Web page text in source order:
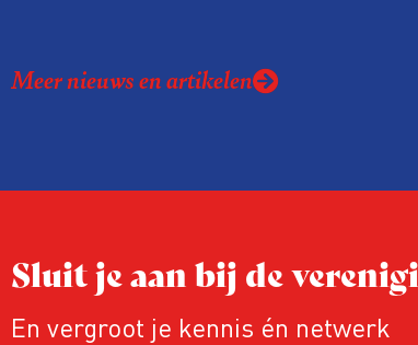
Meer nieuws en artikelen
Sluit je aan bij de
En vergroot je kennis én netwerk